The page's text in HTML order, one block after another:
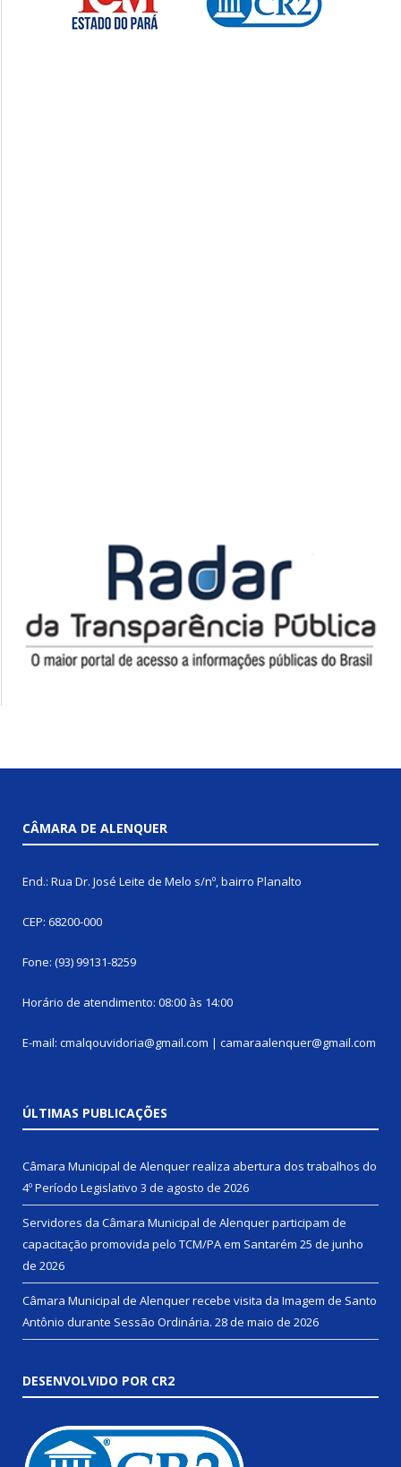
CÂMARA DE ALENQUER
End.: Rua Dr. José Leite de Melo s/nº, bairro Planalto
CEP: 68200-000
Fone: (93) 99131-8259
Horário de atendimento: 08:00 às 14:00
E-mail: cmalqouvidoria@gmail.com | camaraalenquer@gmail.com
ÚLTIMAS PUBLICAÇÕES
Câmara Municipal de Alenquer realiza abertura dos trabalhos do
4º Período Legislativo 3 de agosto de 2026
Servidores da Câmara Municipal de Alenquer participam de
capacitação promovida pelo TCM/PA em Santarém 25 de junho
de 2026
Câmara Municipal de Alenquer recebe visita da Imagem de Santo
Antônio durante Sessão Ordinária. 28 de maio de 2026
DESENVOLVIDO POR CR2